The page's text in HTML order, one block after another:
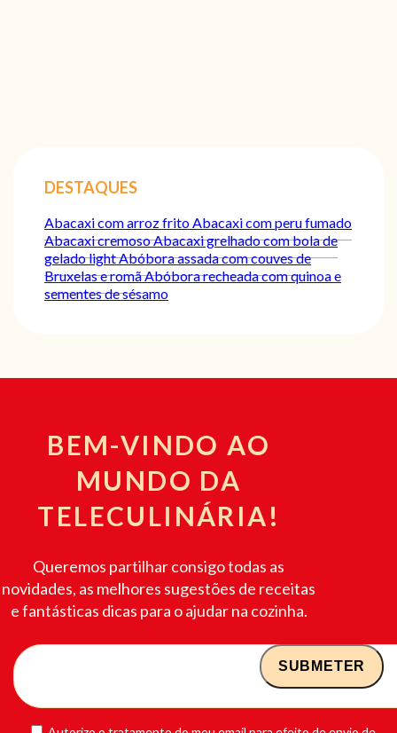
DESTAQUES
Abacaxi com arroz fritoAbacaxi com peru fumado
Abacaxi cremosoAbacaxi grelhado com bola de
gelado lightAbóbora assada com couves de
Bruxelas e romãAbóbora recheada com quinoa e
sementes de sésamo
BEM-VINDO AO
MUNDO DA
TELECULINÁRIA!
Queremos partilhar consigo todas as
novidades, as melhores sugestões de receitas
e fantásticas dicas para o ajudar na cozinha.